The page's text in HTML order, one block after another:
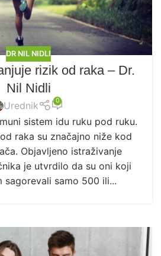
DR NIL NIDLI
rizik od raka – Dr.
Nil Nidli
Urednik 0
sistem idu ruku pod ruku.
raka su značajno niže kod
Objavljeno istraživanje
je utvrdilo da su oni koji
sagorevali samo 500 ili...